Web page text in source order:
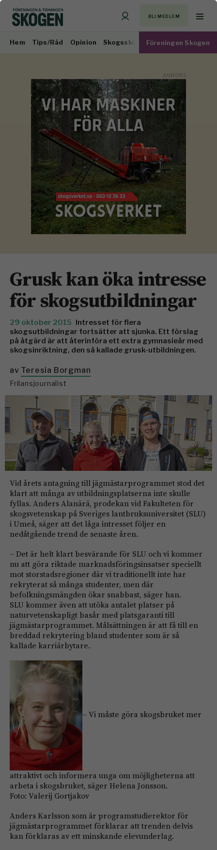
BLI MEDLEM
Hem Tips/Råd Opinion Skogsskötsel Virkesmarknad
Föreningen Skogen
Grusk kan öka intresse
för skogsutbildningar
29 oktober 2015 Intresset för flera
skogsutbildningar fortsätter att sjunka. Ett förslag
på åtgärd är att återinföra ett extra gymnasieår med
skogsinriktning, den så kallade grusk-utbildningen.
av Teresia Borgman
Frilansjournalist
Vid årets antagning till jägmästarprogrammet stod det
klart att många av utbildningsplatserna inte skulle
fyllas. Anders Alanärä, prodekan vid Fakulteten för
skogsvetenskap på Sveriges lantbruksuniversitet (SLU)
i Umeå, säger att det låga intresset följer en
nedåtgående trend de senaste åren.
– Det är helt klart besvärande för SLU och vi kommer
nu att göra riktade marknadsföringsinsatser speciellt
mot storstadsregioner där vi traditionellt inte har
rekryterat så många studenter, men där
befolkningsmängden ökar snabbast, säger han.
SLU kommer även att utöka antalet platser på
naturvetenskapligt basår med platsgaranti till
jägmästarprogrammet. Målsättningen är att få till en
breddad rekrytering bland studenter som är så
kallade karriärbytare.
– Vi måste göra skogsbruket mer
attraktivt och informera unga om möjligheterna att
arbeta i skogsbruket, säger Helena Jonsson.
Foto: Valerij Gortjakov
Anders Karlsson som är programstudierektor för
jägmästarprogrammet förklarar att trenden delvis
kan förklaras av ett minskande elevunderlag.